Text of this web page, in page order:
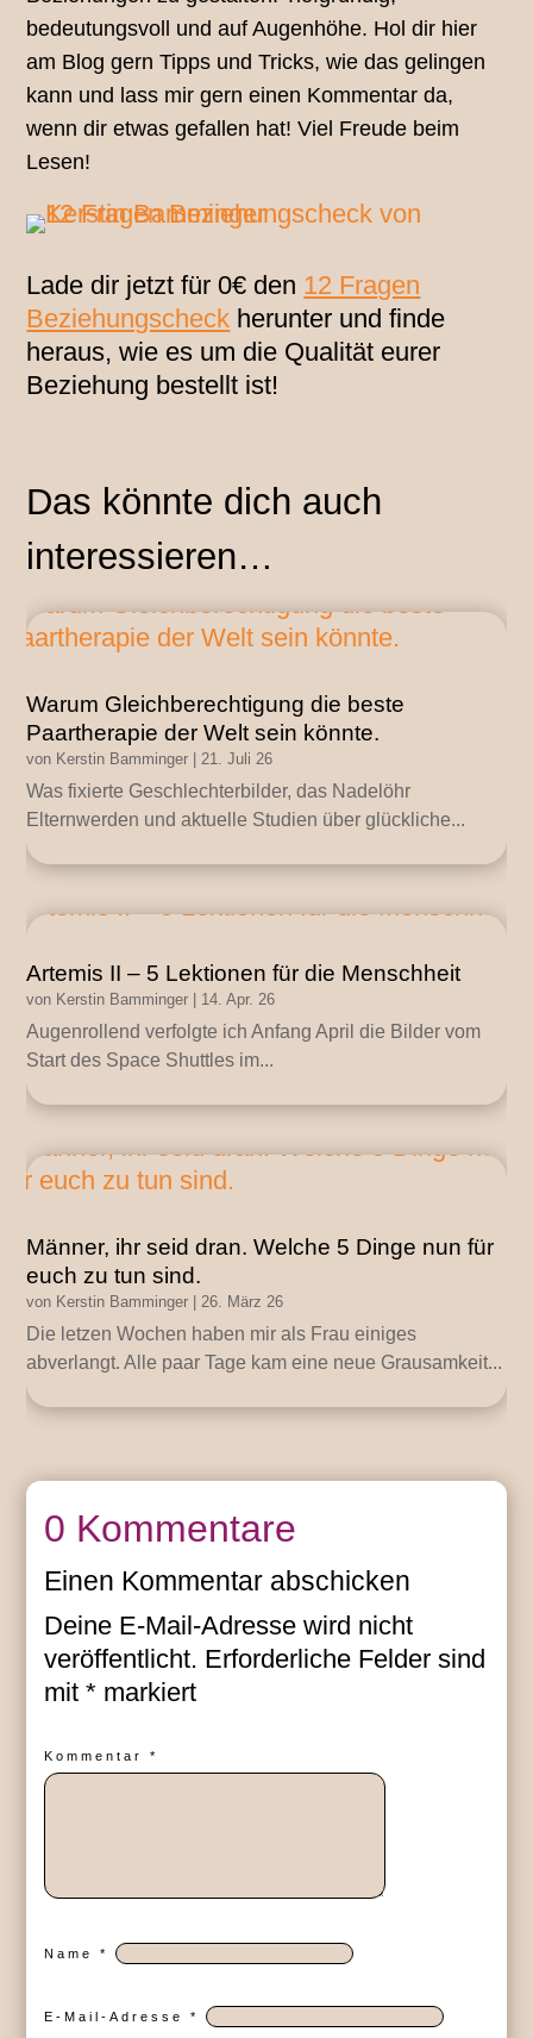
bedeutungsvoll und auf Augenhöhe. Hol dir hier
am Blog gern Tipps und Tricks, wie das gelingen
kann und lass mir gern einen Kommentar da,
wenn dir etwas gefallen hat! Viel Freude beim
Lesen!
Lade dir jetzt für 0€ den 12 Fragen
Beziehungscheck herunter und finde
heraus, wie es um die Qualität eurer
Beziehung bestellt ist!
Das könnte dich auch
interessieren…
Warum Gleichberechtigung die beste
Paartherapie der Welt sein könnte.
von Kerstin Bamminger |21. Juli 26
Was fixierte Geschlechterbilder, das Nadelöhr
Elternwerden und aktuelle Studien über glückliche...
Artemis II – 5 Lektionen für die Menschheit
von Kerstin Bamminger 14. Apr. 26
Augenrollend verfolgte ich Anfang April die Bilder vom
Start des Space Shuttles im...
Männer, ihr seid dran. Welche 5 Dinge nun für
euch zu tun sind.
von Kerstin Bamminger |26. März 26
Die letzen Wochen haben mir als Frau einiges
abverlangt. Alle paar Tage kam eine neue Grausamkeit...
0 Kommentare
Einen Kommentar abschicken
Deine E-Mail-Adresse wird nicht
veröffentlicht. Erforderliche Felder sind
mit* markiert
Kommentar*
Name*
E-Mail-Adresse*